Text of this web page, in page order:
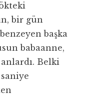
bir gün
başka
babaanne,
Belki